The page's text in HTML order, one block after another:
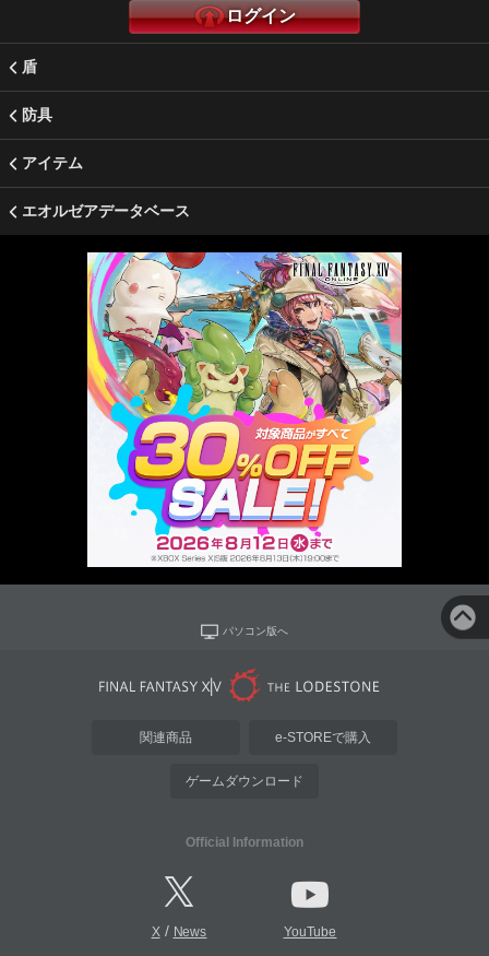
ログイン
盾
防具
アイテム
エオルゼアデータベース
パソコン版へ
関連商品 e-STOREで購入
ゲームダウンロード
Official Information
X/ News YouTube